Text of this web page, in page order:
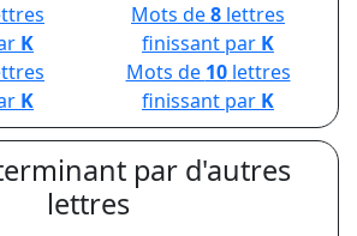
K
Mots de8 lettres
finissant par K
K
Mots de 10lettres
finissant par K
par d'autres
lettres